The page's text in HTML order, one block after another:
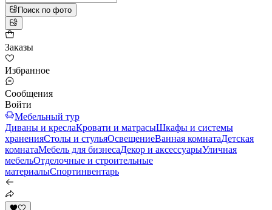
Поиск по фото
Заказы
Избранное
Сообщения
Войти
Мебельный тур
Диваны и креслаКровати и матрасыШкафы и системы
храненияСтолы и стульяОсвещениеВанная комнатаДетская
комнатаМебель для бизнесаДекор и аксессуарыУличная
мебельОтделочные и строительные
материалыСпортинвентарь